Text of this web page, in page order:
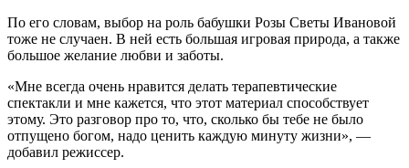
По его словам, выбор на роль бабушки Розы Светы Ивановой
тоже не случаен. В ней есть большая игровая природа, а также
большое желание любви и заботы.
«Мне всегда очень нравится делать терапевтические
спектакли и мне кажется, что этот материал способствует
этому. Это разговор про то, что, сколько бы тебе не было
отпущено богом, надо ценить каждую минуту жизни», —
добавил режиссер.